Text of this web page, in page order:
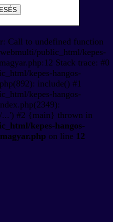
Call to undefined function
public_html/kepes-
Stack trace: #0
kepes-hangos-
include() #1
kepes-hangos-
...') #2 {main} thrown in
kepes-hangos-
on line 12